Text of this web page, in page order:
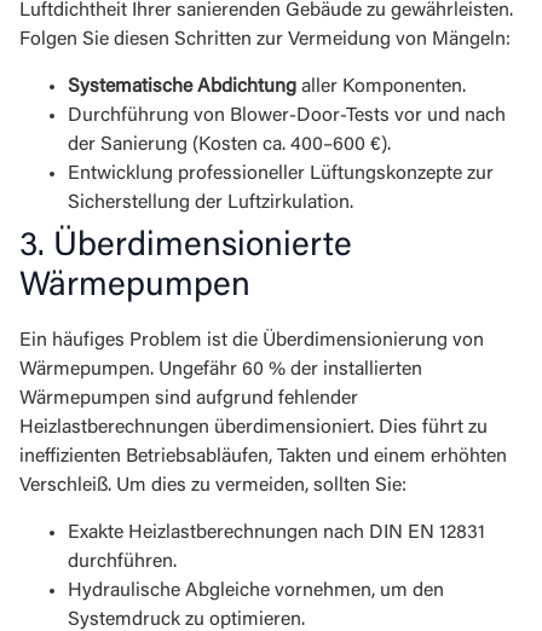
Luftdichtheit Ihrer sanierenden Gebäude zu gewährleisten.
Folgen Sie diesen Schritten zur Vermeidung von Mängeln:
Systematische Abdichtung aller Komponenten.
Durchführung von Blower-Door-Tests vor und nach
der Sanierung (Kosten ca. 400–600 €).
Entwicklung professioneller Lüftungskonzepte zur
Sicherstellung der Luftzirkulation.
3. Überdimensionierte
Wärmepumpen
Ein häufiges Problem ist die Überdimensionierung von
Wärmepumpen. Ungefähr 60 % der installierten
Wärmepumpen sind aufgrund fehlender
Heizlastberechnungen überdimensioniert. Dies führt zu
ineffizienten Betriebsabläufen, Takten und einem erhöhten
Verschleiß. Um dies zu vermeiden, sollten Sie:
Exakte Heizlastberechnungen nach DIN EN 12831
durchführen.
Hydraulische Abgleiche vornehmen, um den
Systemdruck zu optimieren.